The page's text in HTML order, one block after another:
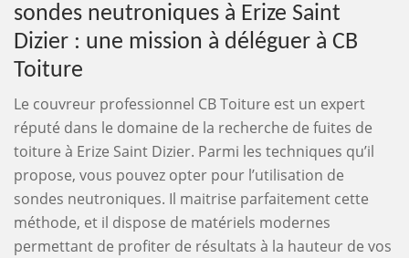
sondes neutroniques à Erize Saint
Dizier : une mission à déléguer à CB
Toiture
Le couvreur professionnel CB Toiture est un expert
réputé dans le domaine de la recherche de fuites de
toiture à Erize Saint Dizier. Parmi les techniques qu’il
propose, vous pouvez opter pour l’utilisation de
sondes neutroniques. Il maitrise parfaitement cette
méthode, et il dispose de matériels modernes
permettant de profiter de résultats à la hauteur de vos